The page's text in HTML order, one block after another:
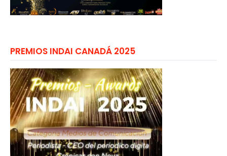
PREMIOS INDAI CANADÁ 2025